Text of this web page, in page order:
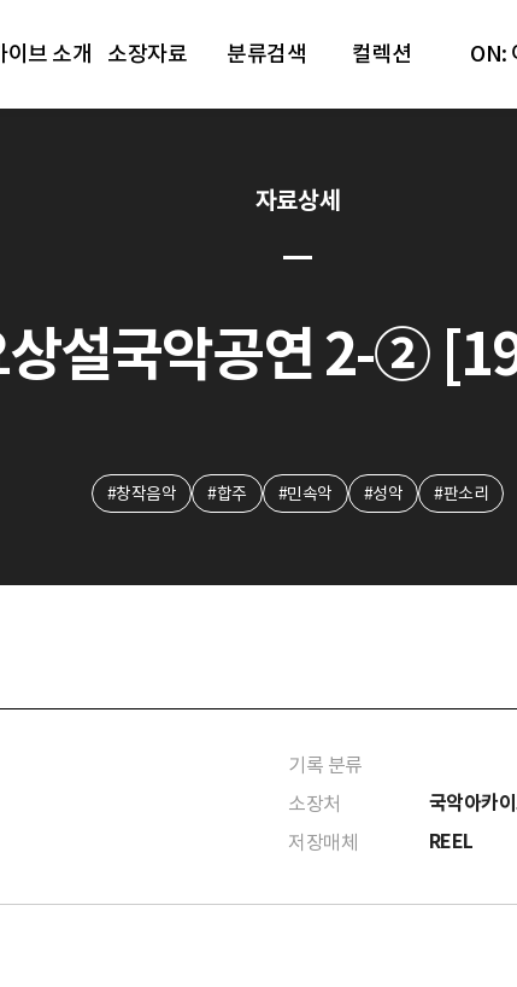
이브 소개 소장자료 분류검색 컬렉션 ON:
자료상세
상설국악공연 2-②
#창작음악 #합주 #민속악 #성악 #판소리
기록 분류
소장처 국악아카
저장매체 REEL